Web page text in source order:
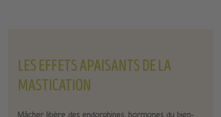
LES EFFETS APAISANTS DE LA
MASTICATION
Mâcher libère des endorphines, hormones du bien-